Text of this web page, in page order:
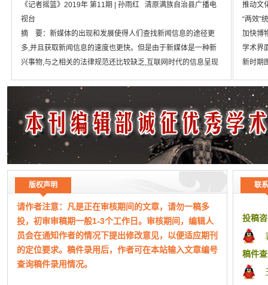
推动文
“两效”
加快博
学术界
新时期
高校
全媒体
新闻评
新媒体
新媒体
播音主
信息时
主流媒
理论探
做强党
地方
地方党
《记者摇篮》2019年 第11期 | 孙雨红 清原满族自治县广播电
视台
摘 要：新媒体的出现和发展使得人们查找新闻信息的途径更
多,并且获取新闻信息的速度也更快。但是由于新媒体是一种新
兴事物,与之相关的法律规范还比较缺乏,互联网时代的信息呈现
其中。在这样的发展背景下,电视新闻高质量的内容输出成为其
突出的发展优势,电视新闻由于承担着一定的政治宣传功能,在内
容审核方面比较严格,新闻的真实性也就可以很好地得到保障。
【分 类】 【文化、科学、教育、体育】 > 信息与知识传播 >
新闻学、新闻事业
【关键词】 新闻编辑 真实性原则 把握
【出 处】 《记者摇篮》2019年 第11期 16-17页 共2页
【收 录】 中文科技期刊数据库
版权声明
请作者注意：凡是正在审核期间的文章，请勿一稿多
投，初审审稿期一般1-3个工作日。审核期间，编辑人
员会在通知作者的情况下提出修改意见，以便适应期刊
的定位要求。稿件录用后，作者可在本站输入文章编号
查询稿件录用情况。
联
投稿
稿件